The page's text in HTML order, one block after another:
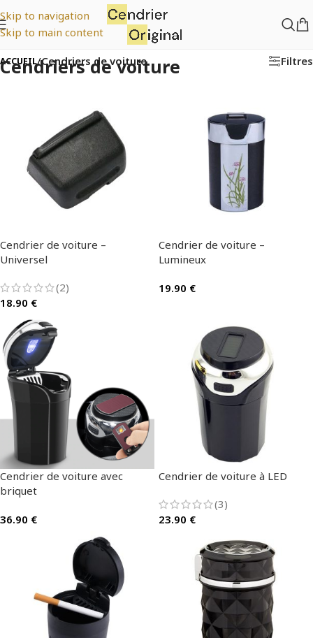
Skip to navigation
Skip to main content
Cendriers de voiture
ACCUEIL/Cendriers de voiture Filtres
Cendrier de voiture –
Universel
(2)
18.90 €
Cendrier de voiture –
Lumineux
19.90 €
Cendrier de voiture avec
briquet
36.90 €
Cendrier de voiture à LED
(3)
23.90 €